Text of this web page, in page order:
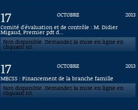
17 OCTOBRE
2013
Comité d'évaluation et de contrôle : M. Didier
Migaud, Premier pdt d...
Non disponible. Demandez la mise en ligne en
cliquant ici.
17 OCTOBRE
2013
MECSS : Financement de la branche famille
Non disponible. Demandez la mise en ligne en
cliquant ici.